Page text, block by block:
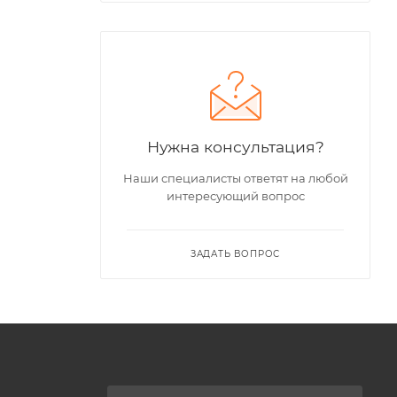
Нужна консультация?
Наши специалисты ответят на любой
интересующий вопрос
ЗАДАТЬ ВОПРОС